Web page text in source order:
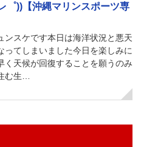
゜))【沖縄マリンスポーツ専
ンスケです本日は海洋状況と悪天
てしまいました今日を楽しみに
く天候が回復することを願うのみ
む生…